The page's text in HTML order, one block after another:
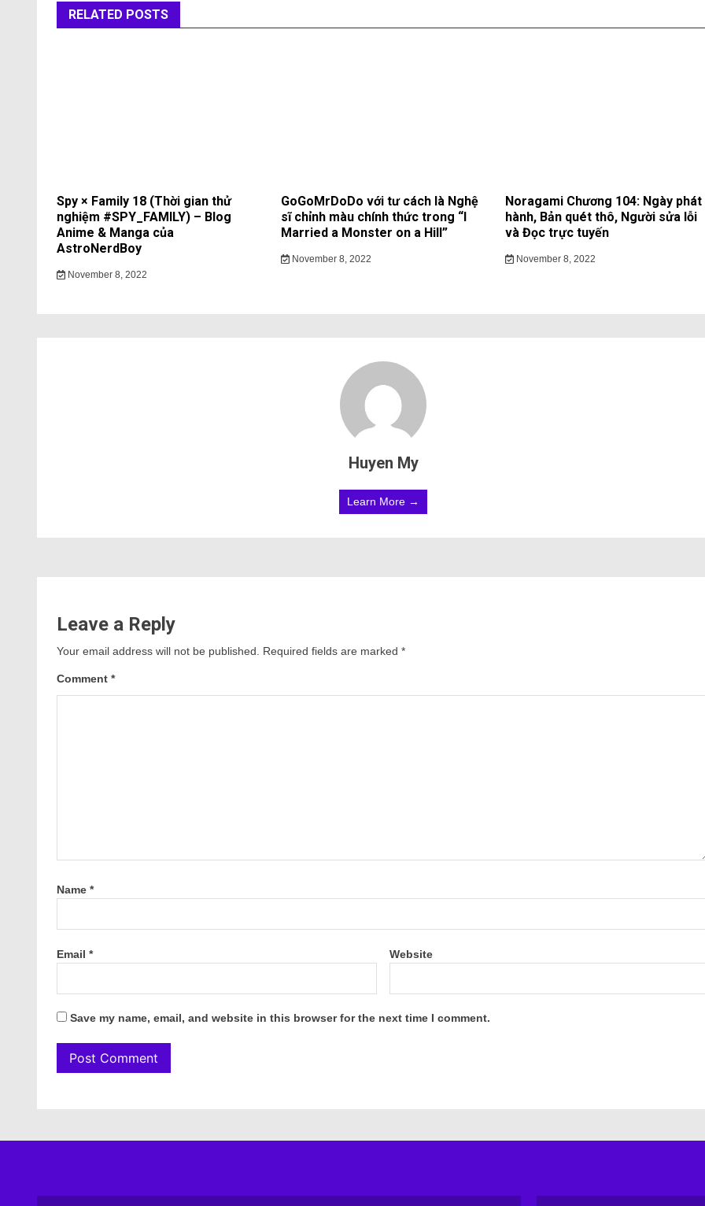
RELATED POSTS
Spy × Family 18 (Thời gian thử
nghiệm #SPY_FAMILY) – Blog
Anime & Manga của
AstroNerdBoy
November 8, 2022
GoGoMrDoDo với tư cách là Nghệ
sĩ chỉnh màu chính thức trong “I
Married a Monster on a Hill”
November 8, 2022
Noragami Chương 104: Ngày phát
hành, Bản quét thô, Người sửa lỗi
và Đọc trực tuyến
November 8, 2022
Huyen My
Learn More →
Leave a Reply
Your email address will not be published. Required fields are marked *
Comment *
Name *
Email * Website
Save my name, email, and website in this browser for the next time I comment.